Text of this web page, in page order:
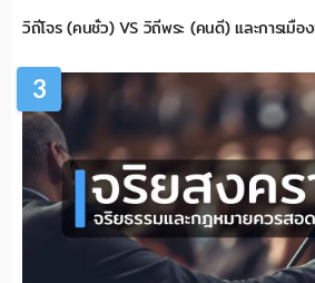
วิถีโจร (คนชั่ว) VS วิถีพระ (คนดี) และการเมือ
3